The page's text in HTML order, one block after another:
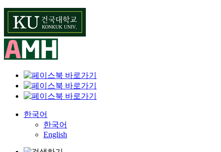
Skip
content
한국어
한국어
English